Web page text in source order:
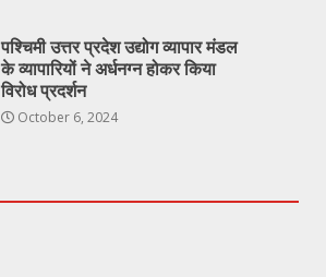
पश्चिमी उत्तर प्रदेश उद्योग व्यापार मंडल
के व्यापारियों ने अर्धनग्न होकर किया
विरोध प्रदर्शन
October 6, 2024